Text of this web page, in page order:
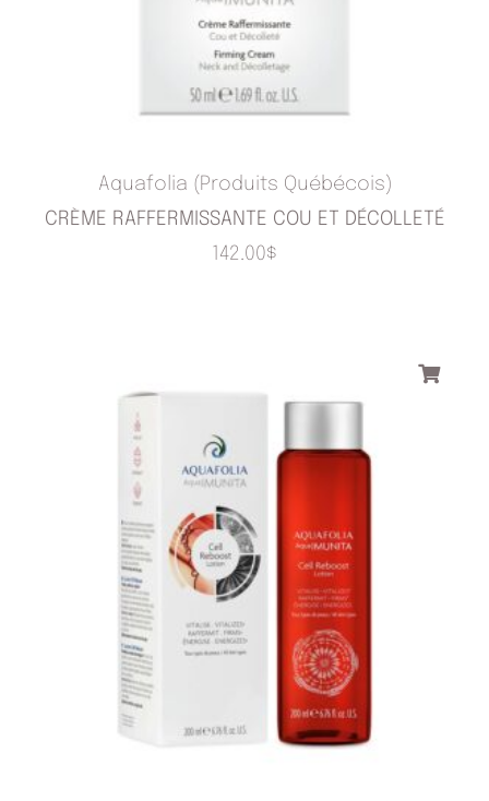
Aquafolia (Produits Québécois)
CRÈME RAFFERMISSANTE COU ET DÉCOLLETÉ
142.00$